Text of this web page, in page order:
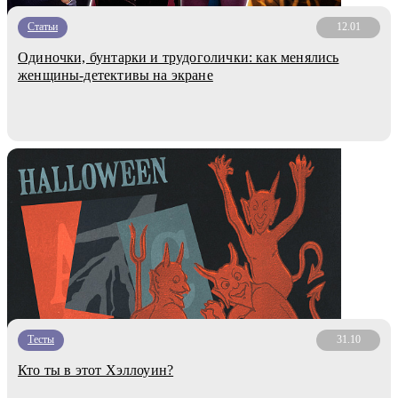
Статьи 12.01
Одиночки, бунтарки и трудоголички: как менялись
женщины-детективы на экране
Тесты 31.10
Кто ты в этот Хэллоуин?